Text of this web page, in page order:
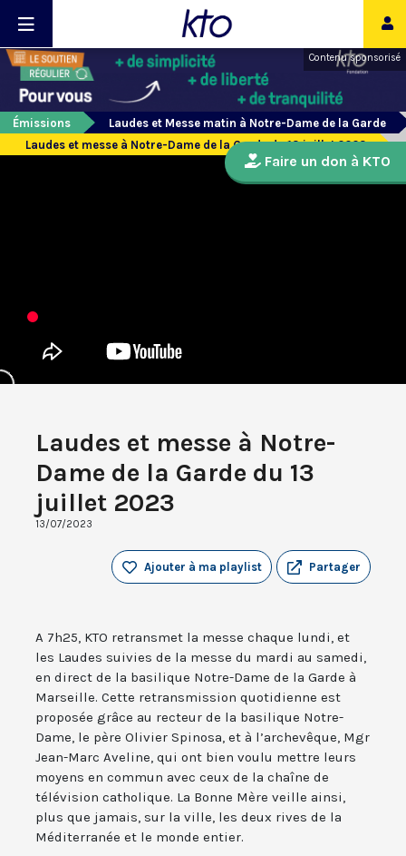
Contenu sponsorisé
Émissions
Laudes et Messe matin à Notre-Dame de la Garde
Laudes et messe à Notre-Dame de la Garde du 13 juillet 2023
Laudes et messe à Notre-
Dame de la Garde du 13
juillet 2023
13/07/2023
Partager
Ajouter à ma playlist
A 7h25, KTO retransmet la messe chaque lundi, et
les Laudes suivies de la messe du mardi au samedi,
en direct de la basilique Notre-Dame de la Garde à
Marseille. Cette retransmission quotidienne est
proposée grâce au recteur de la basilique Notre-
Dame, le père Olivier Spinosa, et à l’archevêque, Mgr
Jean-Marc Aveline, qui ont bien voulu mettre leurs
moyens en commun avec ceux de la chaîne de
télévision catholique. La Bonne Mère veille ainsi,
plus que jamais, sur la ville, les deux rives de la
Méditerranée et le monde entier.
Faire un don à KTO